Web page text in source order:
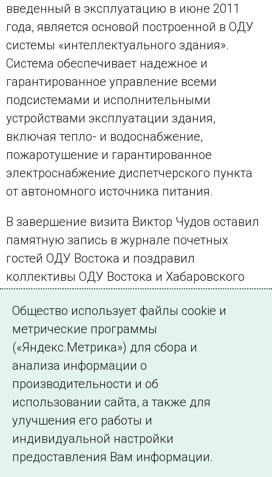
введенный в эксплуатацию в июне 2011
года, является основой построенной в ОДУ
системы «интеллектуального здания».
Система обеспечивает надежное и
гарантированное управление всеми
подсистемами и исполнительными
устройствами эксплуатации здания,
включая тепло- и водоснабжение,
пожаротушение и гарантированное
электроснабжение диспетчерского пункта
от автономного источника питания.
В завершение визита Виктор Чудов оставил
памятную запись в журнале почетных
гостей ОДУ Востока и поздравил
коллективы ОДУ Востока и Хабаровского
← Все публикации
Подписаться на новости
©2005–2026 АО «СО ЕЭС»
Филиалы и
представительства
Общество использует файлы cookie и
метрические программы
(«Яндекс.Метрика») для сбора и
анализа информации о
производительности и об
использовании сайта, а также для
улучшения его работы и
индивидуальной настройки
предоставления Вам информации.